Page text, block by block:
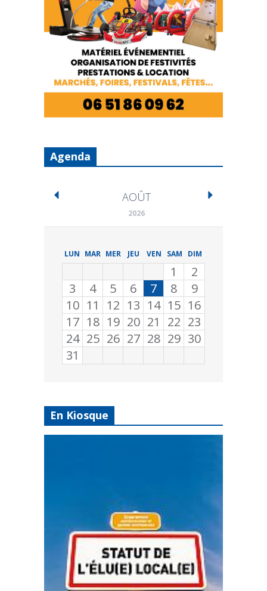
Agenda
AOÛT
2026
LUN MAR MER JEU VEN SAM DIM
1
2
3
4 5 6 7 8
9
10 11 12 13 14 15 16
17 18 19 20 21 22 23
24 25 26 27 28 29 30
31
En Kiosque